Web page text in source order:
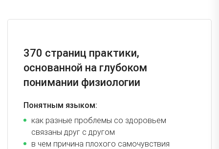
370 страниц практики,
основанной на глубоком
понимании физиологии
Понятным языком:
как разные проблемы со здоровьем
связаны друг с другом
в чем причина плохого самочувствия